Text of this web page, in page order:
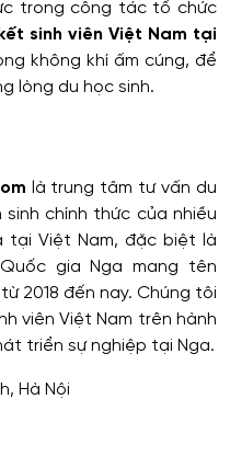
trong công tác tổ chức
sinh viên Việt Nam tại
không khí ấm cúng, để
lòng du học sinh.
là trung tâm tư vấn du
chính thức của nhiều
tại Việt Nam, đặc biệt là
gia Nga mang tên
2018 đến nay. Chúng tôi
viên Việt Nam trên hành
triển sự nghiệp tại Nga.
Hà Nội